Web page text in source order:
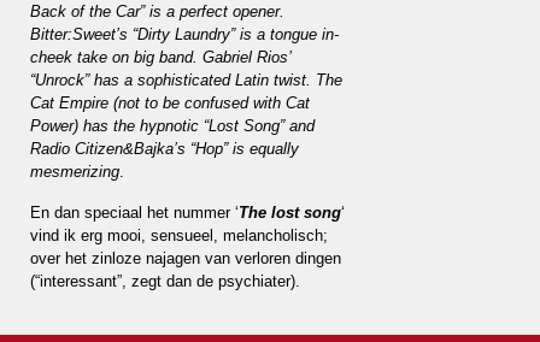
Back of the Car” is a perfect opener.
Bitter:Sweet’s “Dirty Laundry” is a tongue in-
cheek take on big band. Gabriel Rios’
“Unrock” has a sophisticated Latin twist. The
Cat Empire (not to be confused with Cat
Power) has the hypnotic “Lost Song” and
Radio Citizen&Bajka’s “Hop” is equally
mesmerizing.
En dan speciaal het nummer ‘The lost song‘
vind ik erg mooi, sensueel, melancholisch;
over het zinloze najagen van verloren dingen
(“interessant”, zegt dan de psychiater).